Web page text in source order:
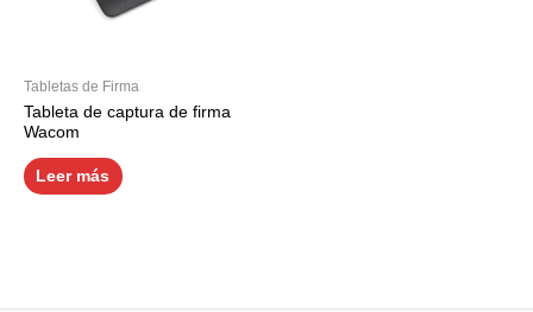
Tabletas de Firma
Tableta de captura de firma
Wacom
Leer más